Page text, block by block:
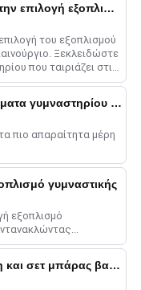
Γιατί η προσαρμογή έχει σημασία στην επιλογή εξοπλισμού γυμναστηρίου: Πέρα από τη λαμπερή νεότητα
του εξοπλισμού
Ξεκλειδώστε
που ταιριάζει στις
Πώς να διατηρείτε τα ελαστικά πατώματα γυμναστηρίου καθαρά
πιο απαραίτητα μέρη
γυμναστικής
εξοπλισμό
Απελευθέρωση του δυναμικού: Βάρη και σετ μπάρας βαρών